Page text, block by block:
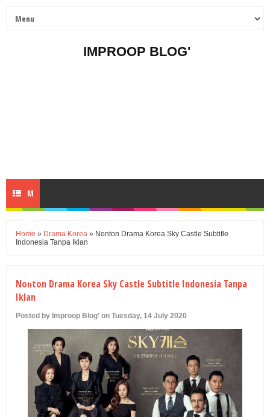
IMPROOP BLOG'
M
U
Home » Drama Korea » Nonton Drama Korea Sky Castle Subtitle
Indonesia Tanpa Iklan
Nonton Drama Korea Sky Castle Subtitle Indonesia Tanpa
Iklan
Posted by Improop Blog' on Tuesday, 14 July 2020